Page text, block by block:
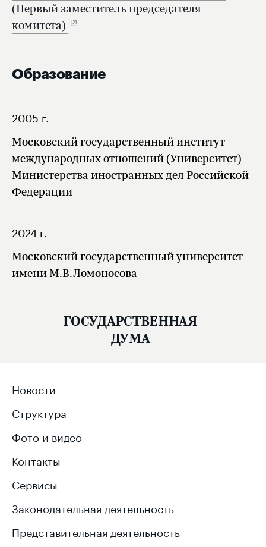
(Первый заместитель председателя
комитета)
Образование
2005 г.
Московский государственный институт
международных отношений (Университет)
Министерства иностранных дел Российской
Федерации
2024 г.
Московский государственный университет
имени М.В.Ломоносова
ГОСУДАРСТВЕННАЯ
ДУМА
Новости
Структура
Фото и видео
Контакты
Сервисы
Законодательная деятельность
Представительная деятельность